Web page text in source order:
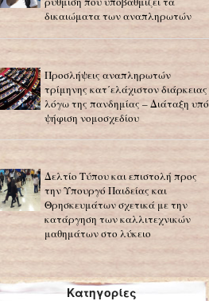
δικαιώματα των αναπληρωτών
Προσλήψεις αναπληρωτών
τρίμηνης κατ΄ελάχιστον διάρκειας
λόγω της πανδημίας – Διάταξη υπό
ψήφιση νομοσχεδίου
Δελτίο Τύπου και επιστολή προς
την Υπουργό Παιδείας και
Θρησκευμάτων σχετικά με την
κατάργηση των καλλιτεχνικών
μαθημάτων στο λύκειο
Κατηγορίες